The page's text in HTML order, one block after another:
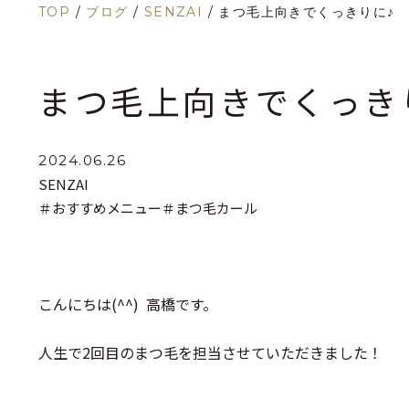
TOP / ブログ / SENZAI / まつ毛上向きでくっきりに♪
まつ毛上向きでくっ
2024.06.26
SENZAI
＃おすすめメニュー＃まつ毛カール
こんにちは(^^) 高橋です。
人生で2回目のまつ毛を担当させていただきました！